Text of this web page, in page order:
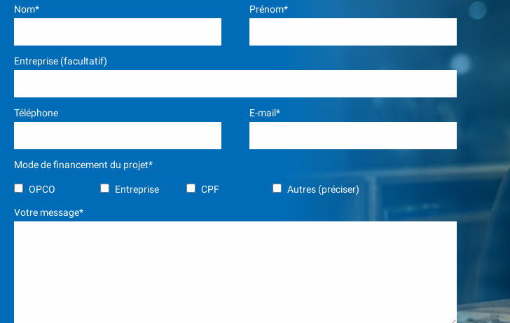
Nom* Prénom*
Entreprise (facultatif)
Téléphone E-mail*
Mode de financement du projet*
OPCO Entreprise CPF Autres (préciser)
Votre message*